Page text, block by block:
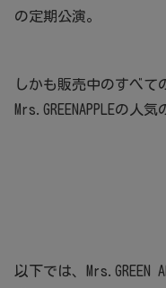
の定期公演。
しかも販売中のすべて
Mrs.GREENAPPLEの人
以下では、Mrs.GREEN